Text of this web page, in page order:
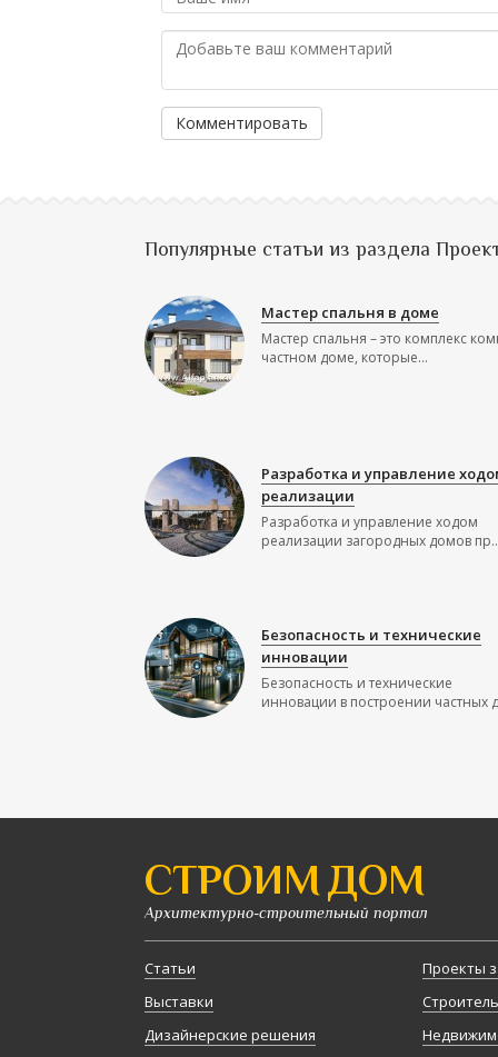
Комментировать
Популярные статьи из раздела
Мастер спальня в доме
Мастер спальня – это комплекс
частном доме, которые...
Разработка и управление
реализации
Разработка и управление ходом
реализации загородных домов
Безопасность и технические
инновации
Безопасность и технические
инновации в построении частных
СТРОИМ ДОМ
Архитектурно-строительный портал
Статьи
Выставки
Дизайнерские решения
Проекты